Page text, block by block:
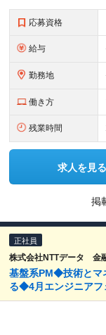
応募資格
給与
勤務地
働き方
残業時間
求人を見る
掲
正社員
株式会社NTTデータ 金
基盤系PM◆技術とマ
る◆4月エンジニアフ